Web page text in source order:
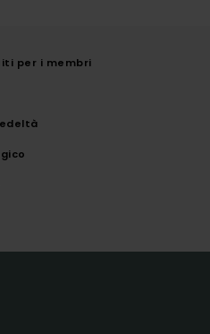
per i membri